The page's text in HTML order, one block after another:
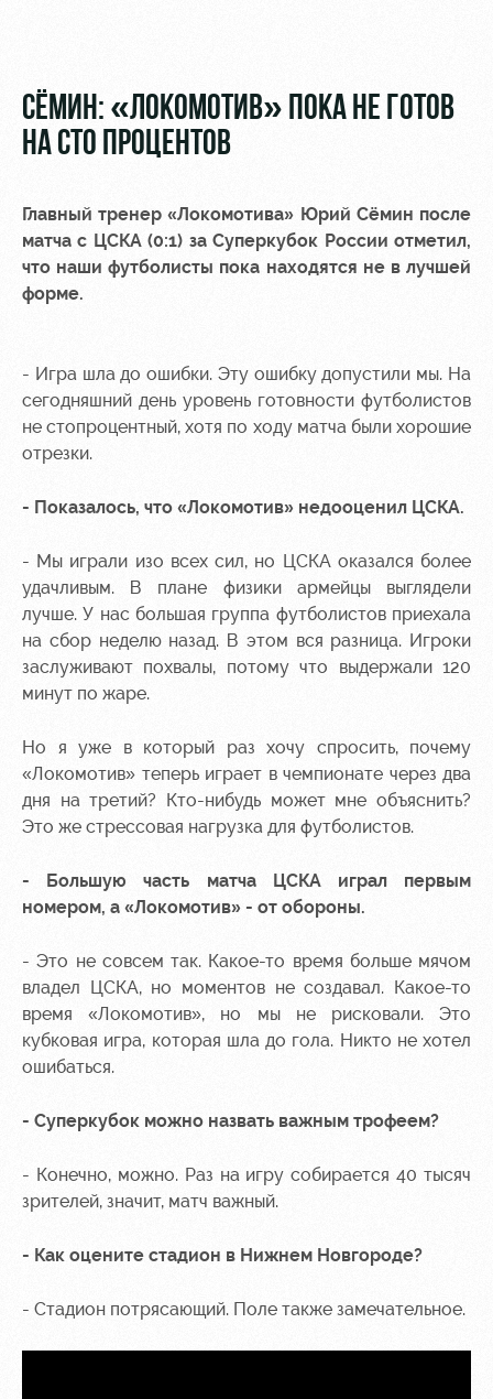
МГН
РЖД
Арена
Аренда
полей
Аренда
Занятия
спортом
Локо
Старт
Академия
Как
поступить
Информация
для
карта
«Локомотив»
Заставки
болельщика
Программа
лояльности
Информация
СЁМИН: «ЛОКОМОТИВ» ПОКА НЕ ГОТОВ
НА СТО ПРОЦЕНТОВ
Главный тренер «Локомотива» Юрий Сёмин после
матча с ЦСКА (0:1) за Суперкубок России отметил,
что наши футболисты пока находятся не в лучшей
форме.
- Игра шла до ошибки. Эту ошибку допустили мы. На
сегодняшний день уровень готовности футболистов
не стопроцентный, хотя по ходу матча были хорошие
отрезки.
- Показалось, что «Локомотив» недооценил ЦСКА.
- Мы играли изо всех сил, но ЦСКА оказался более
удачливым. В плане физики армейцы выглядели
лучше. У нас большая группа футболистов приехала
на сбор неделю назад. В этом вся разница. Игроки
заслуживают похвалы, потому что выдержали 120
минут по жаре.
Но я уже в который раз хочу спросить, почему
«Локомотив» теперь играет в чемпионате через два
дня на третий? Кто-нибудь может мне объяснить?
Это же стрессовая нагрузка для футболистов.
- Большую часть матча ЦСКА играл первым
номером, а «Локомотив» - от обороны.
- Это не совсем так. Какое-то время больше мячом
владел ЦСКА, но моментов не создавал. Какое-то
время «Локомотив», но мы не рисковали. Это
кубковая игра, которая шла до гола. Никто не хотел
ошибаться.
- Суперкубок можно назвать важным трофеем?
- Конечно, можно. Раз на игру собирается 40 тысяч
зрителей, значит, матч важный.
- Как оцените стадион в Нижнем Новгороде?
- Стадион потрясающий. Поле также замечательное.